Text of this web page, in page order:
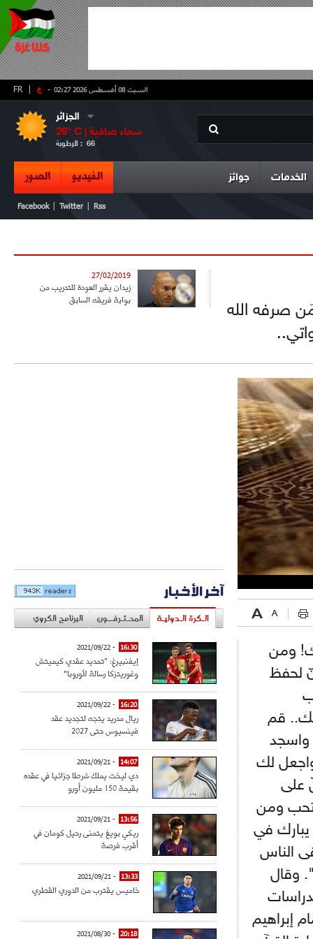
- ع FR السبت 08 أغسطس 2026 02:27
الجزائر
26° C | سماء صافية
الرطوبة : 66
الخدمات جوائز الفيديو الصور
Facebook Twitter Rss
صرفه الله
27/02/2019
زيدان يقرر العودة للتدريب من
بوابة فريقه السابق
ومن
لحفظ
قم
واسجد
لك
على
تحب ومن
يبارك في
الناس
وقال
إبراهيم
آخر الأخبار
الـكرة الـدوليـة المحـتـرفــون البرنامج الكروي
16:30
- 2021/09/22
إيفنبيرغ: "تمديد عقدي كيميتش
وغوريتزكا رسالة لأوروبا"
16:20
- 2021/09/22
ريال مدريد يتجه لتجديد عقد
فينسيوس حتى 2027
14:07
- 2021/09/21
دي ليخت يملك شرطا جزائيا في عقده
بقيمة 150 مليون أورو
13:56
- 2021/09/21
ريكي بويغ يتمنى رحيل كومان في
أقرب فرصة
13:33
- 2021/09/21
خاميس يقترب من الدوري القطري
20:18
- 2021/08/30